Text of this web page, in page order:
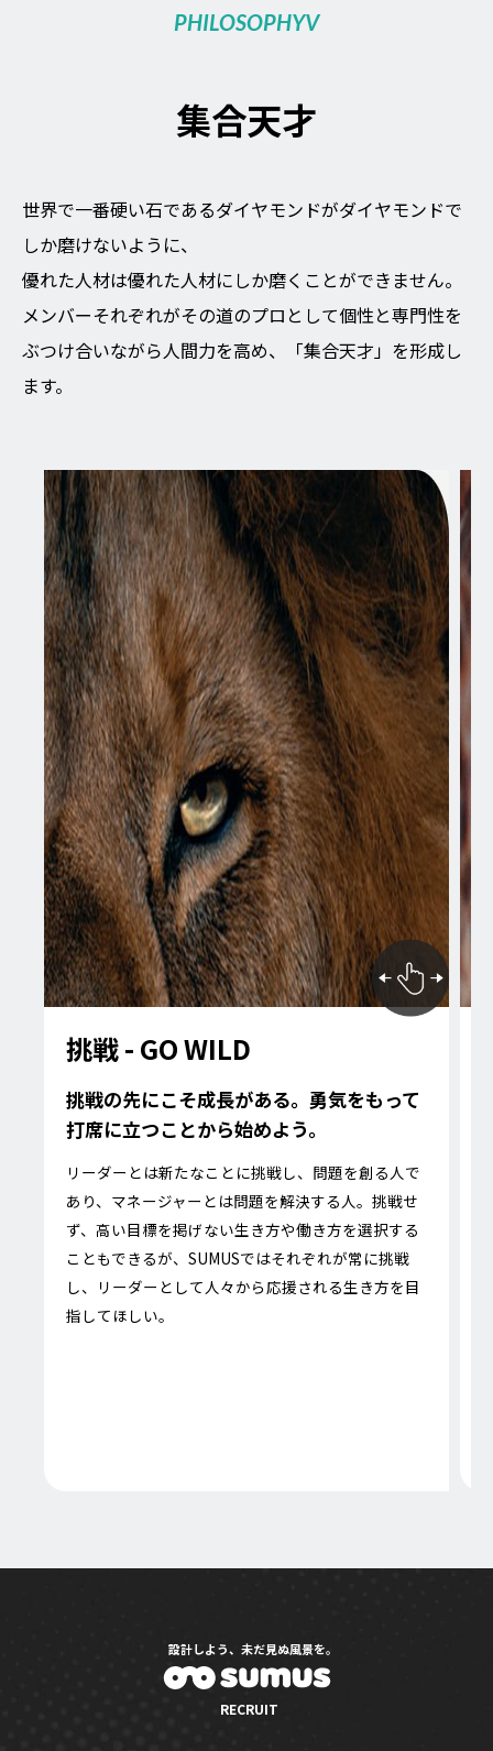
PHILOSOPHYV
集合天才
世界で一番硬い石であるダイヤモンドがダイヤモンドで
しか磨けないように、
優れた人材は優れた人材にしか磨くことができません。
メンバーそれぞれがその道のプロとして個性と専門性を
ぶつけ合いながら人間力を高め、「集合天才」を形成し
ます。
挑戦 - GO WILD
挑戦の先にこそ成長がある。勇気をもって
打席に立つことから始めよう。
リーダーとは新たなことに挑戦し、問題を創る人で
あり、マネージャーとは問題を解決する人。挑戦せ
ず、高い目標を掲げない生き方や働き方を選択する
こともできるが、SUMUSではそれぞれが常に挑戦
し、リーダーとして人々から応援される生き方を目
指してほしい。
設計しよう、未だ見ぬ風景を。
RECRUIT